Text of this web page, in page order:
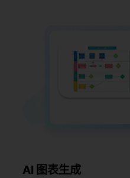
AI 图表生成